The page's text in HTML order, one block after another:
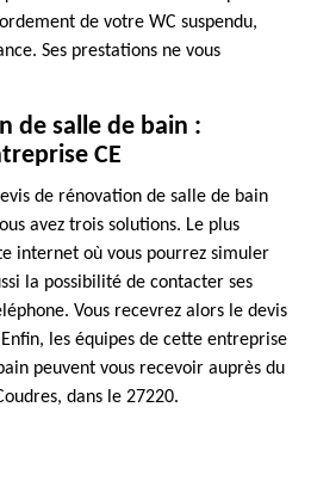
de votre WC suspendu,
Ses prestations ne vous
de salle de bain :
CE
de rénovation de salle de bain
avez trois solutions. Le plus
internet où vous pourrez simuler
la possibilité de contacter ses
Vous recevrez alors le devis
les équipes de cette entreprise
peuvent vous recevoir auprès du
dans le 27220.